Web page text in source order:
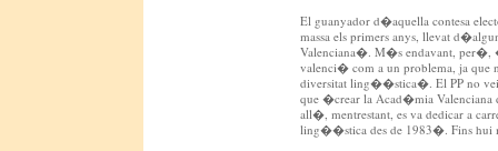
El guanyador d�aquella contesa
massa els primers anys, llevat
Valenciana�. M�s endavant, per�,
valenci� com a un problema, ja que
diversitat ling��stica�. El PP no
que �crear la Acad�mia Valenciana
all�, mentrestant, es va dedicar a
ling��stica des de 1983�. Fins hui